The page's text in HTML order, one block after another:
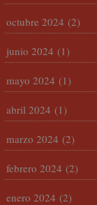
octubre 2024 (2)
junio 2024 (1)
mayo 2024 (1)
abril 2024 (1)
marzo 2024 (2)
febrero 2024 (2)
enero 2024 (2)